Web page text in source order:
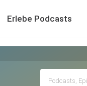
Erlebe Podcasts